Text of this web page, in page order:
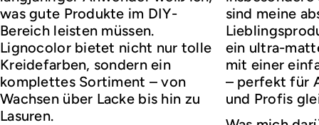
was gute Produkte im DIY-
Bereich leisten müssen.
Lignocolor bietet nicht nur tolle
Kreidefarben, sondern ein
komplettes Sortiment – von
Wachsen über Lacke bis hin zu
Lasuren.
sind meine
ein ultra-
mit einer
– perfekt für
und Profis